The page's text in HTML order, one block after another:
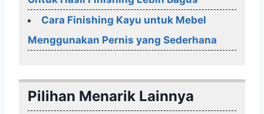
Cara Finishing Kayu untuk Mebel
Menggunakan Pernis yang Sederhana
Pilihan Menarik Lainnya